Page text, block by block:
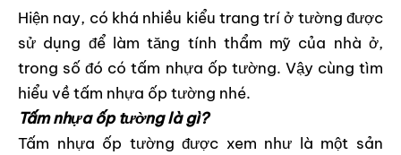
Hiện nay, có khá nhiều kiểu trang trí ở tường được
sử dụng để làm tăng tính thẩm mỹ của nhà ở,
trong số đó có tấm nhựa ốp tường. Vậy cùng tìm
hiểu về tấm nhựa ốp tường nhé.
Tấm nhựa ốp tường là gì?
Tấm nhựa ốp tường được xem như là một sản